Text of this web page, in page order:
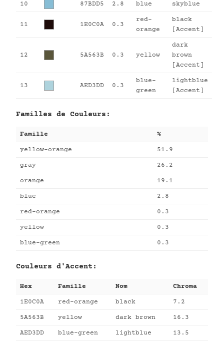
10 87BDD5 2.8 blue skyblue
11 1E0C0A 0.3
red-
orange
black
[Accent]
12 5A563B 0.3 yellow
dark
brown
[Accent]
13 AED3DD 0.3
blue-
green
lightblue
[Accent]
Familles de Couleurs:
Famille %
yellow-orange 51.9
gray 26.2
orange 19.1
blue 2.8
red-orange 0.3
yellow 0.3
blue-green 0.3
Couleurs d'Accent:
Hex Famille Nom Chroma
1E0C0A red-orange black 7.2
5A563B yellow dark brown 16.3
AED3DD blue-green lightblue 13.5